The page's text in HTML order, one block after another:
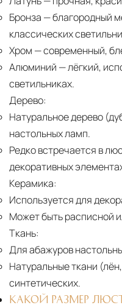
Бронза — благородный
классических
Хром — современный,
Алюминий — лёгкий,
светильниках.
Дерево:
Натуральное дерево
настольных ламп.
Редко встречается в
декоративных
Керамика:
Используется для
Может быть расписной
Ткань:
Для абажуров
Натуральные ткани
синтетических.
КАКОЙ РАЗМЕР